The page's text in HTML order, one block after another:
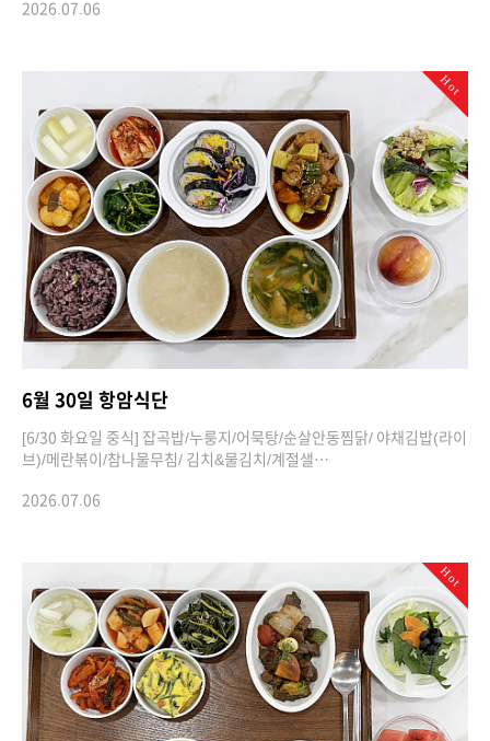
2026.07.06
Hot
6월 30일 항암식단
[6/30 화요일 중식] 잡곡밥/누룽지/어묵탕/순살안동찜닭/ 야채김밥(라이
브)/메란볶이/참나물무침/ 김치&물김치/계절샐…
2026.07.06
Hot